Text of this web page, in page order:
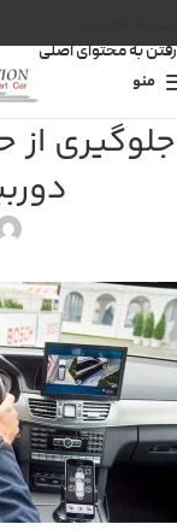
رفتن به محتوای اصلی
منو
جلوگیری از